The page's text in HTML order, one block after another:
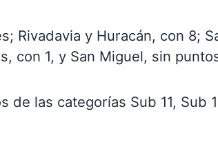
Rivadavia y Huracán, con 8;
con 1, y San Miguel, sin
de las categorías Sub 11, Sub